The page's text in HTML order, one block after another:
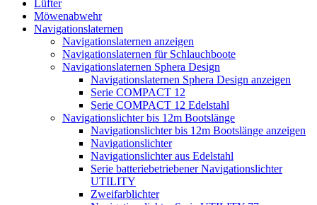
Lüfter
Möwenabwehr
Navigationslaternen
Navigationslaternen anzeigen
Navigationslaternen für Schlauchboote
Navigationslaternen Sphera Design
Navigationslaternen Sphera Design anzeigen
Serie COMPACT 12
Serie COMPACT 12 Edelstahl
Navigationslichter bis 12m Bootslänge
Navigationslichter bis 12m Bootslänge anzeigen
Navigationslichter
Navigationslichter aus Edelstahl
Serie batteriebetriebener Navigationslichter
UTILITY
Zweifarblichter